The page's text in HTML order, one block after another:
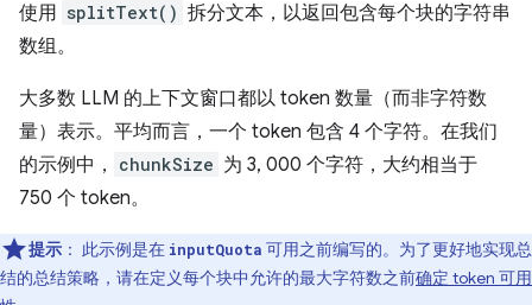
使用 splitText() 拆分文本，以返回包含每个块的字符串
数组。
大多数 LLM 的上下文窗口都以 token 数量（而非字符数
量）表示。平均而言，一个 token 包含 4 个字符。在我们
的示例中，
chunkSize 为 3, 000 个字符，大约相当于
750 个 token。
提示 ： 此示例是在 inputQuota 可用之前编写的。为了更好地实现总
结的总结策略，请在定义每个块中允许的最大字符数之前确定 token 可用